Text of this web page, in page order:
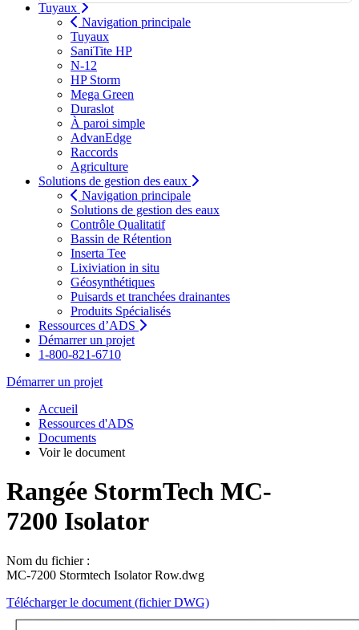
Tuyaux
Navigation principale
Tuyaux
SaniTite HP
N-12
HP Storm
Mega Green
Duraslot
À paroi simple
AdvanEdge
Raccords
Agriculture
Solutions de gestion des eaux
Navigation principale
Solutions de gestion des eaux
Contrôle Qualitatif
Bassin de Rétention
Inserta Tee
Lixiviation in situ
Géosynthétiques
Puisards et tranchées drainantes
Produits Spécialisés
Ressources d’ADS
Démarrer un projet
1-800-821-6710
Démarrer un projet
Accueil
Ressources d'ADS
Documents
Voir le document
Rangée StormTech MC-
7200 Isolator
Nom du fichier :
MC-7200 Stormtech Isolator Row.dwg
Télécharger le document (fichier DWG)